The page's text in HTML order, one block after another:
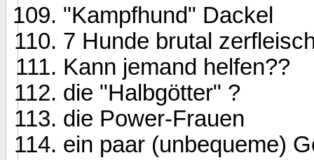
"Kampfhund" Dackel
7 Hunde brutal
Kann jemand helfen??
die "Halbgötter" ?
die Power-Frauen
ein paar (unbequeme)